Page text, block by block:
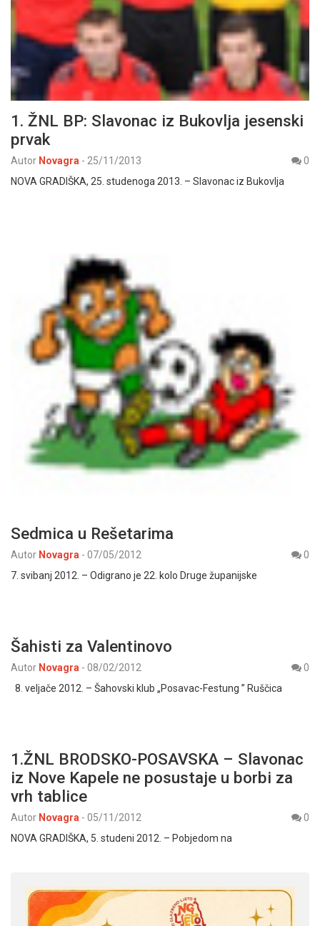
1. ŽNL BP: Slavonac iz Bukovlja jesenski
prvak
Autor Novagra - 25/11/2013
0
NOVA GRADIŠKA, 25. studenoga 2013. – Slavonac iz Bukovlja
Sedmica u Rešetarima
Autor Novagra - 07/05/2012
0
7. svibanj 2012. – Odigrano je 22. kolo Druge županijske
Šahisti za Valentinovo
Autor Novagra - 08/02/2012
0
8. veljače 2012. – Šahovski klub „Posavac-Festung ” Ruščica
1.ŽNL BRODSKO-POSAVSKA – Slavonac
iz Nove Kapele ne posustaje u borbi za
vrh tablice
Autor Novagra - 05/11/2012
0
NOVA GRADIŠKA, 5. studeni 2012. – Pobjedom na